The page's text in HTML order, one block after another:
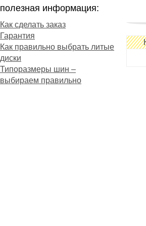
полезная информация:
Как сделать заказ
Гарантия
Как правильно выбрать литые
диски
Типоразмеры шин –
выбираем правильно